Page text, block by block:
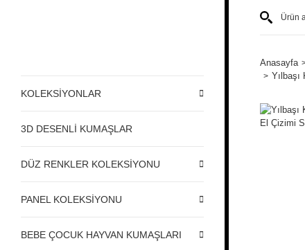
KOLEKSİYONLAR
3D DESENLİ KUMAŞLAR
DÜZ RENKLER KOLEKSİYONU
PANEL KOLEKSİYONU
BEBE ÇOCUK HAYVAN KUMAŞLARI
Anasayfa